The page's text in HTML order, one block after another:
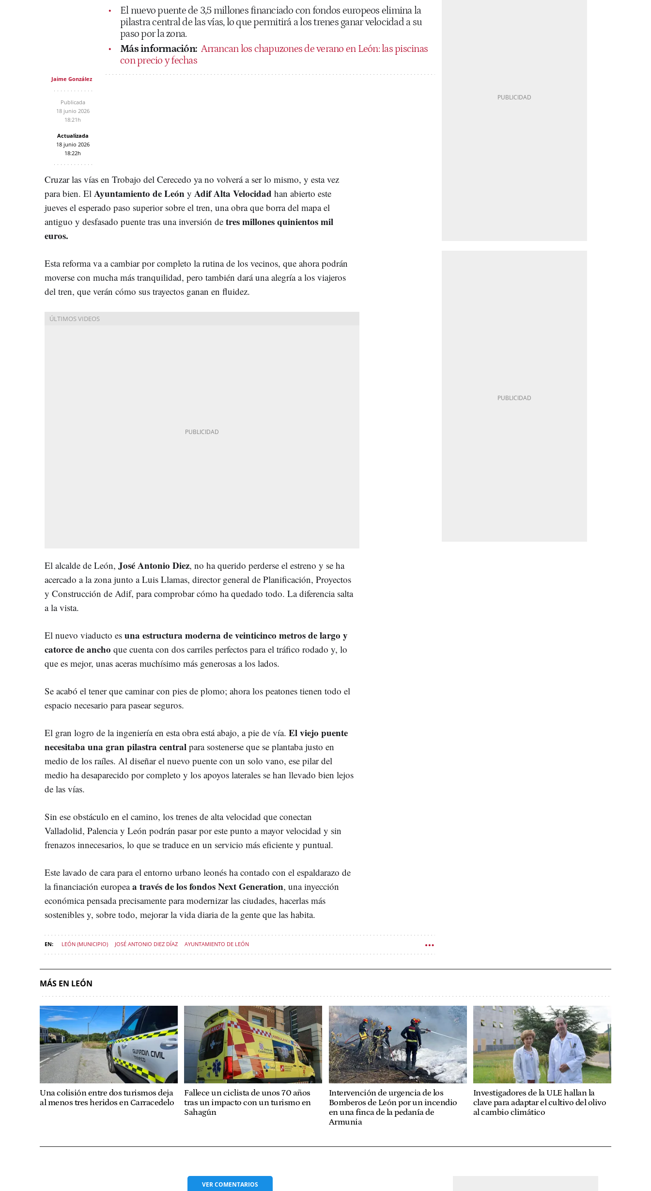
El nuevo puente de 3,5 millones financiado con fondos europeos elimina la
pilastra central de las vías, lo que permitirá a los trenes ganar velocidad a su
paso por la zona.
Más información: Arrancan los chapuzones de verano en León: las piscinas
con precio y fechas
Jaime González
Publicada
18 junio 2026
18:21h
Actualizada
18 junio 2026
18:22h
Cruzar las vías en Trobajo del Cerecedo ya no volverá a ser lo mismo, y esta vez
para bien. El Ayuntamiento de León y Adif Alta Velocidad han abierto este
jueves el esperado paso superior sobre el tren, una obra que borra del mapa el
antiguo y desfasado puente tras una inversión de tres millones quinientos mil
euros.
Esta reforma va a cambiar por completo la rutina de los vecinos, que ahora podrán
moverse con mucha más tranquilidad, pero también dará una alegría a los viajeros
del tren, que verán cómo sus trayectos ganan en fluidez.
El alcalde de León, José Antonio Diez, no ha querido perderse el estreno y se ha
acercado a la zona junto a Luis Llamas, director general de Planificación, Proyectos
y Construcción de Adif, para comprobar cómo ha quedado todo. La diferencia salta
a la vista.
El nuevo viaducto es una estructura moderna de veinticinco metros de largo y
catorce de ancho que cuenta con dos carriles perfectos para el tráfico rodado y, lo
que es mejor, unas aceras muchísimo más generosas a los lados.
Se acabó el tener que caminar con pies de plomo; ahora los peatones tienen todo el
espacio necesario para pasear seguros.
El gran logro de la ingeniería en esta obra está abajo, a pie de vía. El viejo puente
necesitaba una gran pilastra central para sostenerse que se plantaba justo en
medio de los raíles. Al diseñar el nuevo puente con un solo vano, ese pilar del
medio ha desaparecido por completo y los apoyos laterales se han llevado bien lejos
de las vías.
Sin ese obstáculo en el camino, los trenes de alta velocidad que conectan
Valladolid, Palencia y León podrán pasar por este punto a mayor velocidad y sin
frenazos innecesarios, lo que se traduce en un servicio más eficiente y puntual.
Este lavado de cara para el entorno urbano leonés ha contado con el espaldarazo de
la financiación europeaa través de los fondos Next Generation, una inyección
económica pensada precisamente para modernizar las ciudades, hacerlas más
sostenibles y, sobre todo, mejorar la vida diaria de la gente que las habita.
LEÓN (MUNICIPIO) JOSÉ ANTONIO DIEZ DÍAZ AYUNTAMIENTO DE LEÓN
MÁS EN LEÓN
Una colisión entre dos turismos deja
al menos tres heridos en Carracedelo
Fallece un ciclista de unos 70 años
tras un impacto con un turismo en
Sahagún
Intervención de urgencia de los
Bomberos de León por un incendio
en una finca de la pedanía de
Armunia
Investigadores de la ULE hallan la
clave para adaptar el cultivo del olivo
al cambio climático
VERCOMENTARIOS